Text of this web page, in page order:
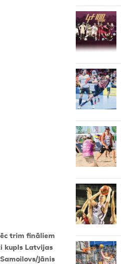
trim fināliem
kupls Latvijas
Jānis